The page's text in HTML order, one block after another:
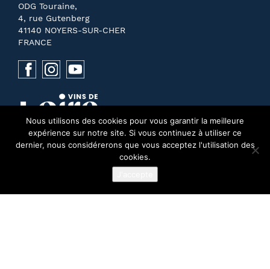
ODG Touraine,
4, rue Gutenberg
41140 NOYERS-SUR-CHER
FRANCE
Nous utilisons des cookies pour vous garantir la meilleure
expérience sur notre site. Si vous continuez à utiliser ce
dernier, nous considérerons que vous acceptez l'utilisation des
cookies.